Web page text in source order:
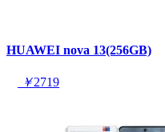
HUAWEI nova 13(256GB)
￥2719